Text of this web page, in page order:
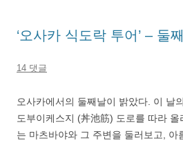
‘오사카 식도락 투어’ – 둘
14 댓글
오사카에서의 둘째날이 밝았다. 이 날
도부이케스지 (丼池筋) 도로를 따라
는 마츠바야와 그 주변을 둘러보고, 아